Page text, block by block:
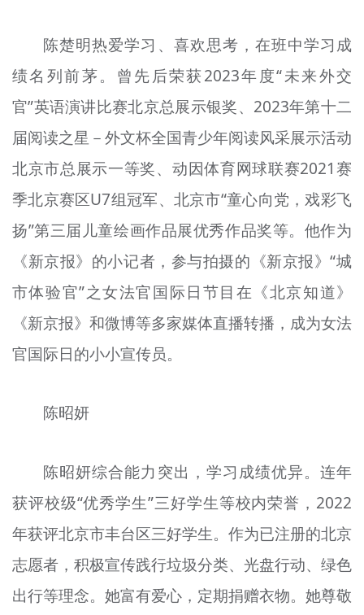
陈楚明热爱学习、喜欢思考，在班中学习成
绩名列前茅。曾先后荣获2023年度“未来外交
官”英语演讲比赛北京总展示银奖、2023年第十二
届阅读之星－外文杯全国青少年阅读风采展示活动
北京市总展示一等奖、动因体育网球联赛2021赛
季北京赛区U7组冠军、北京市“童心向党，戏彩飞
扬”第三届儿童绘画作品展优秀作品奖等。他作为
《新京报》的小记者，参与拍摄的《新京报》“城
市体验官”之女法官国际日节目在《北京知道》
《新京报》和微博等多家媒体直播转播，成为女法
官国际日的小小宣传员。
陈昭妍
陈昭妍综合能力突出，学习成绩优异。连年
获评校级“优秀学生”三好学生等校内荣誉，2022
年获评北京市丰台区三好学生。作为已注册的北京
志愿者，积极宣传践行垃圾分类、光盘行动、绿色
出行等理念。她富有爱心，定期捐赠衣物。她尊敬